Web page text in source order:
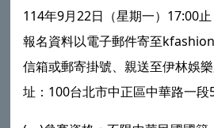
114年9月22日（星期一）17:00
報名資料以電子郵件寄至
信箱或郵寄掛號、親送至伊林娛
址：100台北市中正區中華路一段